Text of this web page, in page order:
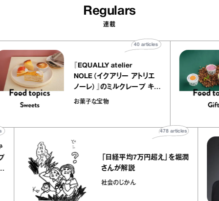
Regulars
連載
『EQUALLY atelier
NOLE（イクアリー アトリエ
ノーレ）』のミルクレープ キャ
ラメルバニーユほか｜chico
お菓子な宝物
40articles
「日経平均7万円超え」を堀潤
さんが解説
社会のじかん
articles